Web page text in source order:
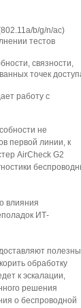
b/g/n/ac)
тестов
связности,
точек
работу с
не
первой линии, к
AirCheck G2
влияния
ИТ-
обработку
к эскалации,
решения
о беспроводной